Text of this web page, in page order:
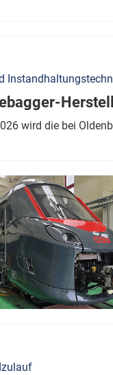
wird die bei